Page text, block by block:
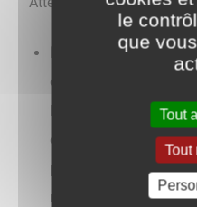
Bien positionner les
électrodes
l’autre : elles sont
enduites d’une colle
puissante, et l’appareil
n’est plus utilisable si
le
que
Tout
Tout